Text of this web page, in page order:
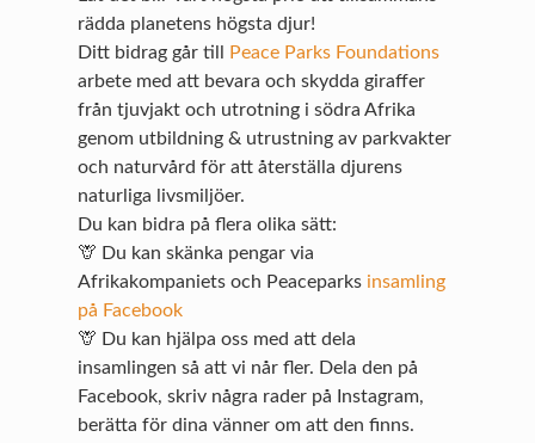
rädda planetens högsta djur!
Ditt bidrag går till
Peace Parks Foundations
arbete med att bevara och skydda giraffer
från tjuvjakt och utrotning i södra Afrika
genom utbildning & utrustning av parkvakter
och naturvård för att återställa djurens
naturliga livsmiljöer.
Du kan bidra på flera olika sätt:
🦒 Du kan skänka pengar via
Afrikakompaniets och Peaceparks insamling
på Facebook
🦒 Du kan hjälpa oss med att dela
insamlingen så att vi når fler. Dela den på
Facebook, skriv några rader på Instagram,
berätta för dina vänner om att den finns.